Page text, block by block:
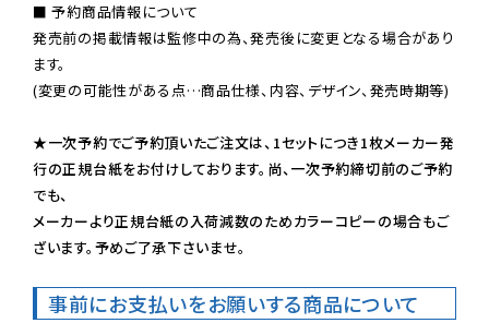
■ 予約商品情報について
発売前の掲載情報は監修中の為、発売後に変更となる場合があり
ます。
(変更の可能性がある点…商品仕様、内容、デザイン、発売時期等)
★一次予約でご予約頂いたご注文は、1セットにつき1枚メーカー発
行の正規台紙をお付けしております。尚、一次予約締切前のご予約
でも、
メーカーより正規台紙の入荷減数のためカラーコピーの場合もご
ざいます。予めご了承下さいませ。
事前にお支払いをお願いする商品について